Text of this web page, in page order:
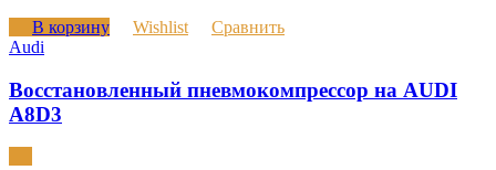
В корзину
Wishlist
Сравнить
Audi
Восстановленный пневмокомпрессор на AUDI
A8D3